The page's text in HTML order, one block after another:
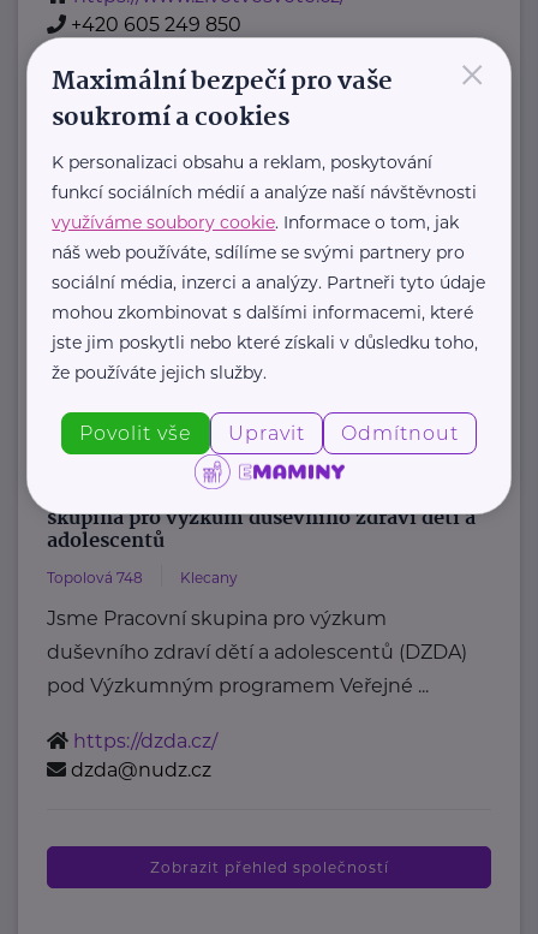
+420 605 249 850
Nadační fond Spolu s odvahou
Žižkova 403 Mladá Boleslav
Nadační fond Spolu s odvahou
je nezisková organizace, jejímž
posláním je podporovat duševní
zdraví dětí ...
https://spolusodvahou.org/cz/
info@spolusodvahou.cz
Národní ústav duševního zdraví, Pracovní
skupina pro výzkum duševního zdraví dětí a
adolescentů
Topolová 748 Klecany
Jsme Pracovní skupina pro výzkum
duševního zdraví dětí a adolescentů (DZDA)
pod Výzkumným programem Veřejné ...
https://dzda.cz/
dzda@nudz.cz
Zobrazit přehled společností
×
Maximální bezpečí pro vaše
soukromí a cookies
K personalizaci obsahu a reklam, poskytování
funkcí sociálních médií a analýze naší návštěvnosti
využíváme soubory cookie. Informace o tom, jak
náš web používáte, sdílíme se svými partnery pro
sociální média, inzerci a analýzy. Partneři tyto údaje
mohou zkombinovat s dalšími informacemi, které
jste jim poskytli nebo které získali v důsledku toho,
že používáte jejich služby.
Povolit vše Upravit Odmítnout